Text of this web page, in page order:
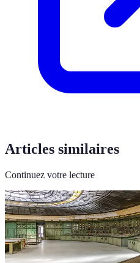
Articles similaires
Continuez votre lecture